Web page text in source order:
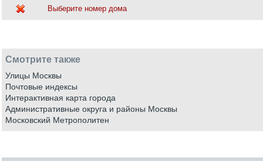
Выберите номер дома
Смотрите также
Улицы Москвы
Почтовые индексы
Интерактивная карта города
Административные округа и районы Москвы
Московский Метрополитен